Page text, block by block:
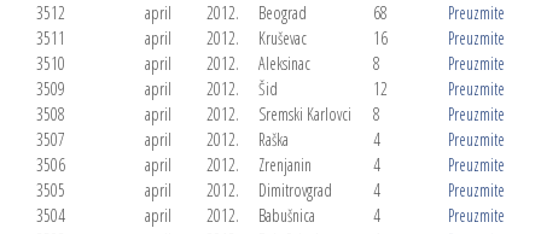
3512
april 2012. Beograd 68
Preuzmite
3511
april 2012. Kruševac 16
Preuzmite
3510
april 2012. Aleksinac 8
Preuzmite
3509
april 2012. Šid 12
Preuzmite
3508
april 2012. Sremski Karlovci 8
Preuzmite
3507
april 2012. Raška 4
Preuzmite
3506
april 2012. Zrenjanin 4
Preuzmite
3505
april 2012. Dimitrovgrad 4
Preuzmite
3504
april 2012. Babušnica 4
Preuzmite